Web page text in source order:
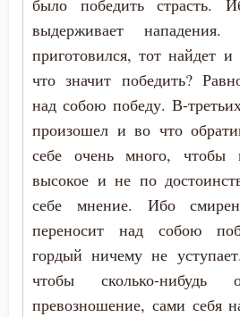
Любовь
Любовь к Богу
Месть
Милостыня
Мир
Миропомазание
было победить страсть.
выдерживает
приготовился, тот найдет
что значит победить?
над собою победу. В-
произошел и во что
себе очень много, чтобы
высокое и не по
себе мнение. Ибо
переносит над собою
гордый ничему не
чтобы сколько-нибудь
превозношение, сами себя